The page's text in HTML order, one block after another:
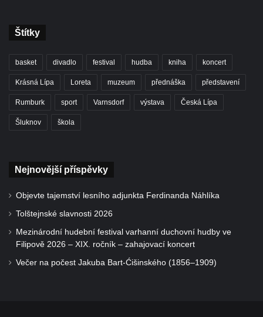
Štítky
basket divadlo festival hudba kniha koncert
Krásná Lípa Loreta muzeum přednáška představení
Rumburk sport Varnsdorf výstava Česká Lípa
Šluknov škola
Nejnovější příspěvky
Objevte tajemství lesního adjunkta Ferdinanda Náhlíka
Tolštejnské slavnosti 2026
Mezinárodní hudební festival varhanní duchovní hudby ve
Filipově 2026 – XIX. ročník – zahajovací koncert
Večer na počest Jakuba Bart-Ćišinského (1856–1909)